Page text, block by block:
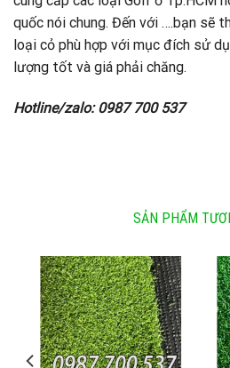
quốc nói chung. Đến với ….bạn sẽ
loại cỏ phù hợp với mục đích sử
lượng tốt và giá phải chăng.
Hotline/zalo: 0987 700 537
SẢN PHẨM